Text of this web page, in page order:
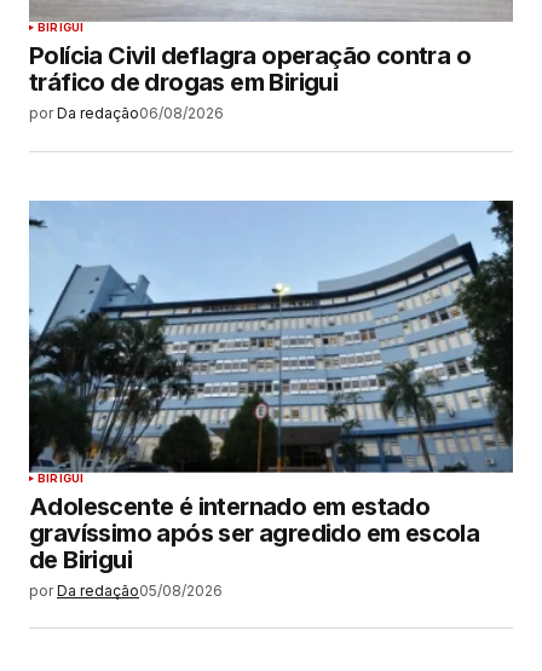
BIRIGUI
Polícia Civil deflagra operação contra o
tráfico de drogas em Birigui
por Da redação06/08/2026
BIRIGUI
Adolescente é internado em estado
gravíssimo após ser agredido em escola
de Birigui
por Da redação05/08/2026